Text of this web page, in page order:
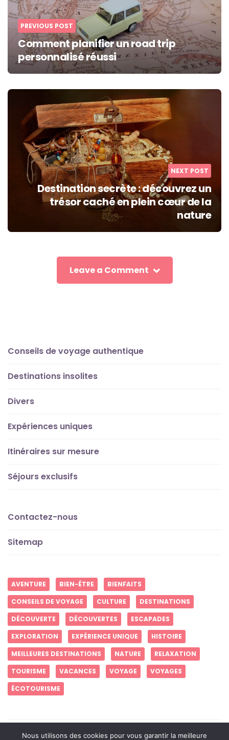
PREVIOUS POST
Comment planifier un road trip
personnalisé réussi
NEXT POST
Destination secrète : découvrez un
trésor caché en plein cœur de la
nature
Leave a Comment
Conseils de voyage authentique
Destinations insolites
Divers
Expériences uniques
Itinéraires sur mesure
Séjours exclusifs
Contactez-nous
Sitemap
AVENTURE BIEN-ÊTRE
BIENFAITS
CONSEILS DE VOYAGE
CULTURE
DESTINATIONS
DÉCOUVERTE
DÉCOUVERTES
ESCAPADES
EXPLORATION
EXPÉRIENCE UNIQUE
HISTOIRE
MEILLEURES DESTINATIONS
NATURE
RELAXATION
TOURISME
VACANCES VOYAGE
VOYAGES
ÉCOTOURISME
Créez des souvenirs inoubliables
Nous utilisons des cookies pour vous garantir la meilleure